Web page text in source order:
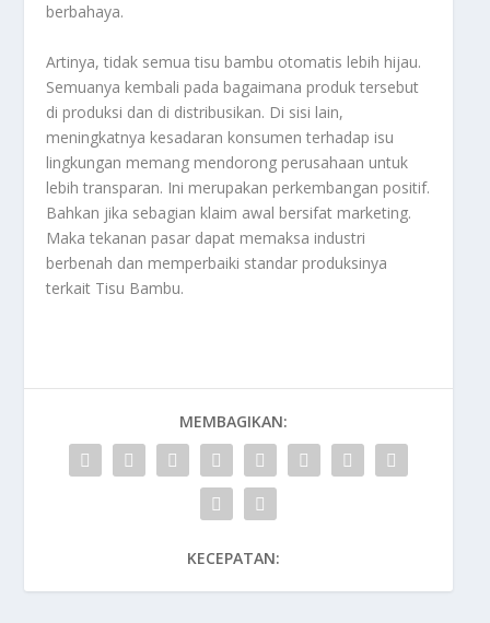
berbahaya.
Artinya, tidak semua tisu bambu otomatis lebih hijau.
Semuanya kembali pada bagaimana produk tersebut
di produksi dan di distribusikan. Di sisi lain,
meningkatnya kesadaran konsumen terhadap isu
lingkungan memang mendorong perusahaan untuk
lebih transparan. Ini merupakan perkembangan positif.
Bahkan jika sebagian klaim awal bersifat marketing.
Maka tekanan pasar dapat memaksa industri
berbenah dan memperbaiki standar produksinya
terkait Tisu Bambu.
MEMBAGIKAN:
KECEPATAN: